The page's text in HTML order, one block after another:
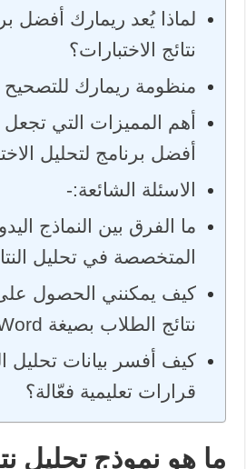
لماذا يُعد ريمارك أفضل
نتائج الاختبارات؟
منظومة ريمارك للتصحيح
أهم المميزات التي
أفضل برنامج لتحليل
الاسئلة الشائعة:-
ما الفرق بين النماذج
المتخصصة في تحليل
كيف يمكنني الحصول
نتائج الطلاب بصيغة Word؟
كيف أفسر بيانات تحليل
قرارات تعليمية فعّالة؟
ما هو نموذج تحليل